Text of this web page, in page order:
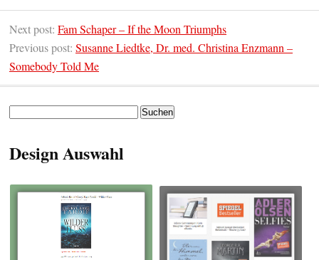
Next post: Fam Schaper – If the Moon Triumphs
Previous post: Susanne Liedtke, Dr. med. Christina Enzmann –
Somebody Told Me
Design Auswahl